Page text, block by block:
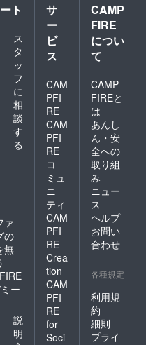
ト
ス
タ
ッ
フ
に
相
談
す
る
ァ
の
無
ー
説
明
サ
ー
ビ
ス
CAM
PFI
RE
CAM
PFI
RE
コ
ミュ
ニ
ティ
CAM
PFI
RE
Crea
tion
CAM
PFI
RE
for
Soci
CAMP
FIRE
につい
て
CAMP
FIREと
は
あんし
ん・安
全への
取り組
み
ニュー
ス
ヘルプ
お問い
合わせ
各種規定
利用規
約
細則
プライ